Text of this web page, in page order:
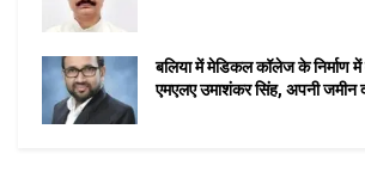
बलिया में मेडिकल कॉलेज के निर्माण में
एमएलए उमाशंकर सिंह, अपनी जमीन